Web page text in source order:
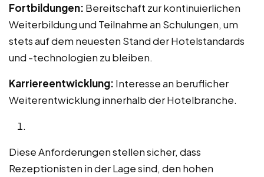
Fortbildungen: Bereitschaft zur kontinuierlichen
Weiterbildung und Teilnahme an Schulungen, um
stets auf dem neuesten Stand der Hotelstandards
und -technologien zu bleiben.
Karriereentwicklung: Interesse an beruflicher
Weiterentwicklung innerhalb der Hotelbranche.
Diese Anforderungen stellen sicher, dass
Rezeptionisten in der Lage sind, den hohen